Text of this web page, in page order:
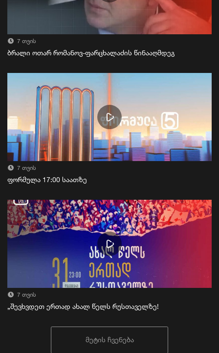
7 თვის
ბრალი ოთარ რომანოვ-ფარცხალაძის წინააღმდეგ
7 თვის
ფორმულა 17:00 საათზე
7 თვის
„შევხვდეთ ერთად ახალ წელს რუსთაველზე!
მეტის ჩვენება